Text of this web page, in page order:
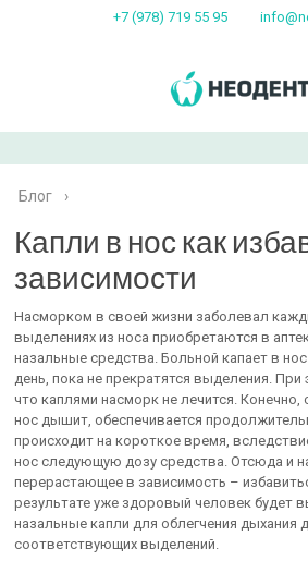
+7 (978) 719 55 95
Блог ›
Капли в нос как
зависимости
Насморком в своей жизни заболевал
выделениях из носа приобретаются в
назальные средства. Больной капает в
день, пока не прекратятся выделения. При
что каплями насморк не лечится.
нос дышит, обеспечивается
происходит на короткое время,
нос следующую дозу средства. Отсюда и
перерастающее в зависимость –
результате уже здоровый человек будет
назальные капли для облегчения дыхания
соответствующих выделений.